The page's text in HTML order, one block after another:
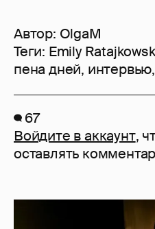
Автор: OlgaM
Теги: Emily
пена дней, интервью,
67
Войдите в аккаунт,
оставлять